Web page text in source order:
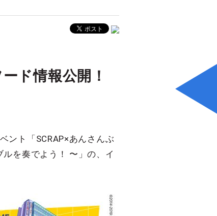
ド情報公開！
ント「SCRAP×あんさんぶ
を奏でよう！ 〜」の、イ